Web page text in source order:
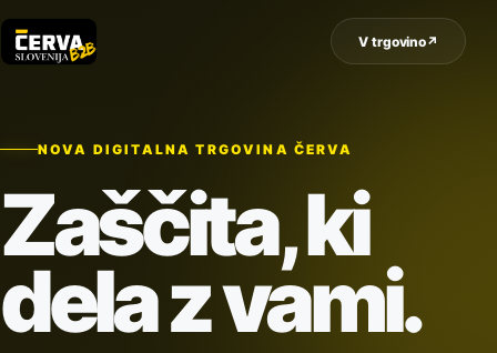
V trgovino↗
NOVA DIGITALNA TRGOVINA ČERVA
Zaščita, ki
dela z vami.